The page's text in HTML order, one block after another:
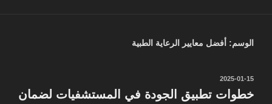
الوسم: أفضل معايير الرعاية الطبية
نُشر
2025-01-15
خطوات تطبيق الجودة في المستشفيات لضمان